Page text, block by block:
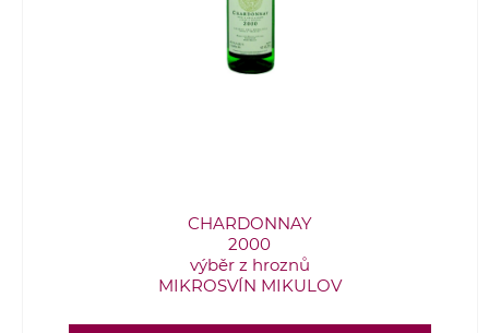
CHARDONNAY
2000
výběr z hroznů
MIKROSVÍN MIKULOV